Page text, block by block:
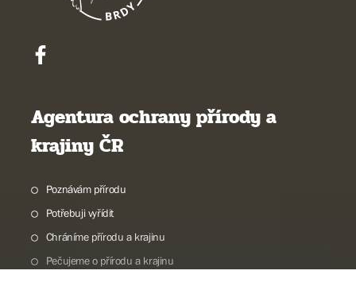
Agentura ochrany přírody a
krajiny ČR
Poznávám přírodu
Potřebuji vyřídit
Chráníme přírodu a krajinu
Pečujeme o přírodu a krajinu